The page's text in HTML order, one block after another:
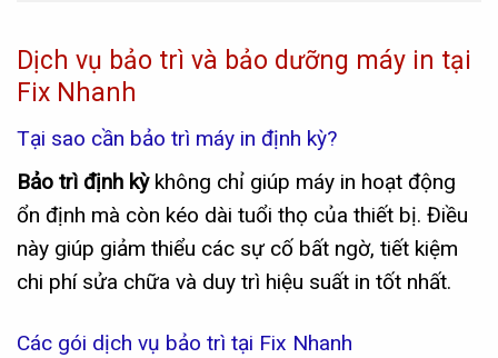
Dịch vụ bảo trì và bảo dưỡng máy in tại
Fix Nhanh
Tại sao cần bảo trì máy in định kỳ?
Bảo trì định kỳkhông chỉ giúp máy in hoạt động
ổn định mà còn kéo dài tuổi thọ của thiết bị. Điều
này giúp giảm thiểu các sự cố bất ngờ, tiết kiệm
chi phí sửa chữa và duy trì hiệu suất in tốt nhất.
Các gói dịch vụ bảo trì tại Fix Nhanh